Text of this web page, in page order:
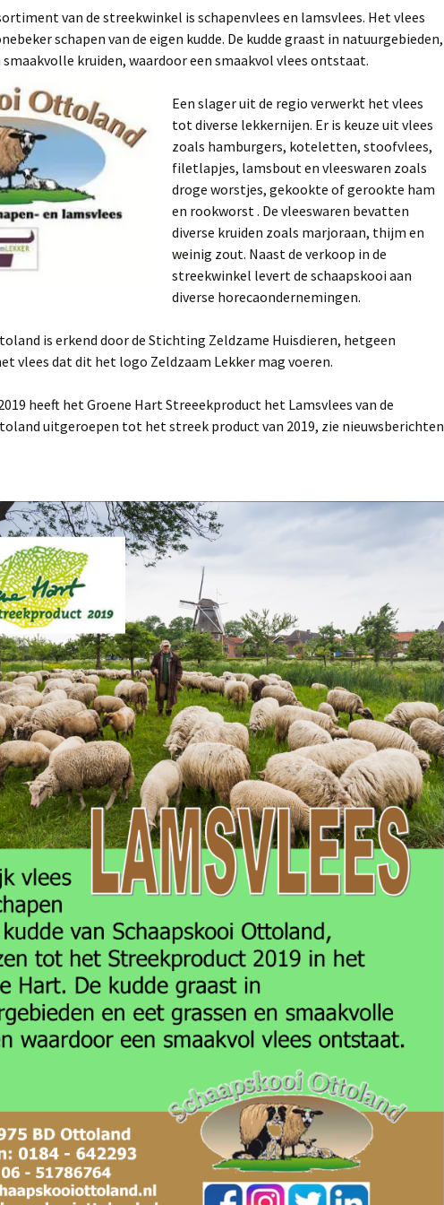
en
Meelproducten
soorten dranken
van de streekwinkel is schapenvlees en lamsvlees. Het vlees
schapen van de eigen kudde. De kudde graast in natuurgebieden,
smaakvolle kruiden, waardoor een smaakvol vlees ontstaat.
Een slager uit de regio verwerkt het vlees
tot diverse lekkernijen. Er is keuze uit vlees
zoals hamburgers, koteletten, stoofvlees,
filetlapjes, lamsbout en vleeswaren zoals
droge worstjes, gekookte of gerookte ham
en rookworst . De vleeswaren bevatten
diverse kruiden zoals marjoraan, thijm en
weinig zout. Naast de verkoop in de
streekwinkel levert de schaapskooi aan
diverse horecaondernemingen.
is erkend door de Stichting Zeldzame Huisdieren, hetgeen
vlees dat dit het logo Zeldzaam Lekker mag voeren.
heeft het Groene Hart Streeekproduct het Lamsvlees van de
uitgeroepen tot het streek product van 2019, zie nieuwsberichten